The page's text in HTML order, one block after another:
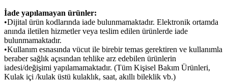
İade yapılamayan ürünler:
•Dijital ürün kodlarında iade bulunmamaktadır. Elektronik ortamda
anında iletilen hizmetler veya teslim edilen ürünlerde iade
bulunmamaktadır.
•Kullanım esnasında vücut ile birebir temas gerektiren ve kullanımla
beraber sağlık açısından tehlike arz edebilen ürünlerin
iadesi/değişimi yapılamamaktadır. (Tüm Kişisel Bakım Ürünleri,
Kulak içi /kulak üstü kulaklık, saat, akıllı bileklik vb.)